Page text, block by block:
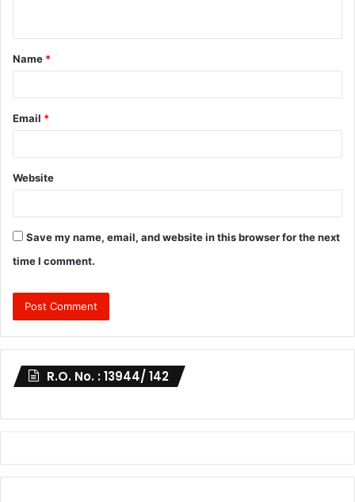
t
*
Name *
Email *
Website
Save my name, email, and website in this browser for the next
time I comment.
R.O. No. : 13944/ 142